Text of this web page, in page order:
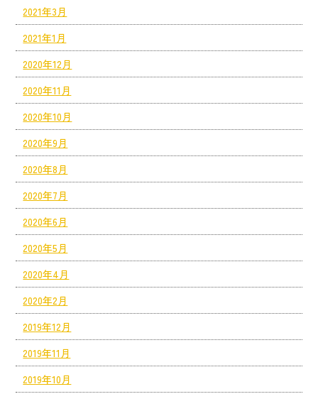
2021年3月
2021年1月
2020年12月
2020年11月
2020年10月
2020年9月
2020年8月
2020年7月
2020年6月
2020年5月
2020年4月
2020年2月
2019年12月
2019年11月
2019年10月